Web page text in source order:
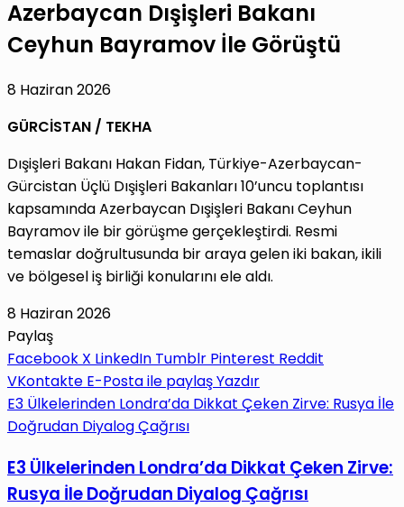
Azerbaycan Dışişleri Bakanı
Ceyhun Bayramov İle Görüştü
8 Haziran 2026
GÜRCİSTAN / TEKHA
Dışişleri Bakanı Hakan Fidan, Türkiye-Azerbaycan-
Gürcistan Üçlü Dışişleri Bakanları 10’uncu toplantısı
kapsamında Azerbaycan Dışişleri Bakanı Ceyhun
Bayramov ile bir görüşme gerçekleştirdi. Resmi
temaslar doğrultusunda bir araya gelen iki bakan, ikili
ve bölgesel iş birliği konularını ele aldı.
8 Haziran 2026
Paylaş
Facebook X LinkedIn Tumblr Pinterest Reddit
VKontakte E-Posta ile paylaşYazdır
E3 Ülkelerinden Londra’da Dikkat Çeken Zirve: Rusya İle
Doğrudan Diyalog Çağrısı
E3 Ülkelerinden Londra’da Dikkat Çeken Zirve:
Rusya İle Doğrudan Diyalog Çağrısı